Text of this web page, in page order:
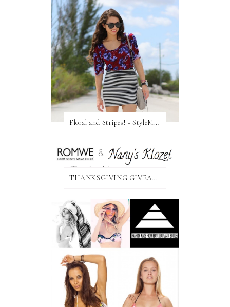
Floral and Stripes! + StyleMint GIVEAWAY!
THANKSGIVING GIVEAWAY!